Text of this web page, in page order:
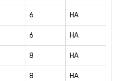
6 HA
6 HA
8 HA
8 HA